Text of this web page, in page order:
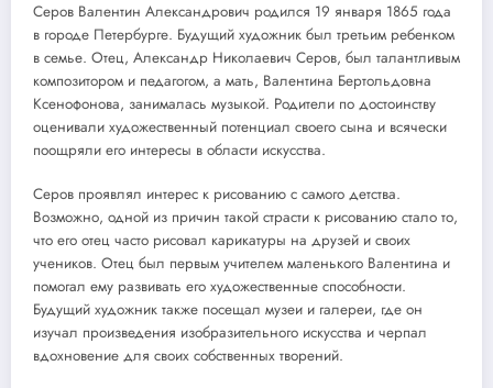
Серов Валентин Александрович родился 19 января 1865 года
в городе Петербурге. Будущий художник был третьим ребенком
в семье. Отец, Александр Николаевич Серов, был талантливым
композитором и педагогом, а мать, Валентина Бертольдовна
Ксенофонова, занималась музыкой. Родители по достоинству
оценивали художественный потенциал своего сына и всячески
поощряли его интересы в области искусства.
Серов проявлял интерес к рисованию с самого детства.
Возможно, одной из причин такой страсти к рисованию стало то,
что его отец часто рисовал карикатуры на друзей и своих
учеников. Отец был первым учителем маленького Валентина и
помогал ему развивать его художественные способности.
Будущий художник также посещал музеи и галереи, где он
изучал произведения изобразительного искусства и черпал
вдохновение для своих собственных творений.